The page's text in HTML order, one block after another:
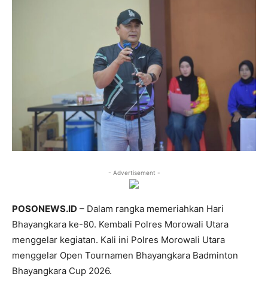
- Advertisement -
POSONEWS.ID – Dalam rangka memeriahkan Hari
Bhayangkara ke-80. Kembali Polres Morowali Utara
menggelar kegiatan. Kali ini Polres Morowali Utara
menggelar Open Tournamen Bhayangkara Badminton
Bhayangkara Cup 2026.